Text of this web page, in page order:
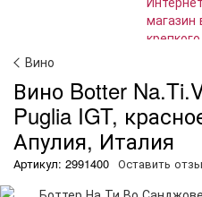
Вино
Вино Botter
Puglia IGT,
Апулия, Италия
Артикул: 2991400 Оставить